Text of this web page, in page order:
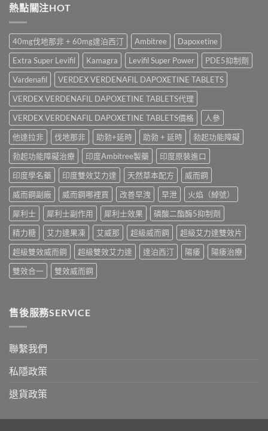
與
藥
購
買
比
較〉
中
2026
果、
價
錢、
副
作
用
全
面
比
較
與
香
港
購
買
指
南〉
Cenforce-
與
Kamagra
Jelly
全
面
比
較〉
中
香
港
裡
買？
犀
利
士
學
名
藥
購
買
渠
道、
價
錢
與
真
假
辨
指
南〉
中
熱點關注HOT
40mg伐地那非 + 60mg達泊西汀 Ambitree
Dapoxetine
Extra Super Levifil
Kamagra Levifil Super Power
PDE5抑制劑
Vardenafil
VERDEX VERDENAFIL DAPOXETINE TABLETS
VERDEX VERDENAFIL DAPOXETINE TABLETS代理
VERDEX VERDENAFIL DAPOXETINE TABLETS價格
人參
他達拉非
伐地那非 助勃+延時 助勃 + 延時
勃起功能障礙
勃起功能障礙治療
印度Ambitree製藥
印度原裝進口
印度學名藥
印度雙效艾力達 天然草本配方
威而鋼
威而鋼副廠
威而鋼哪裡買 改善早洩 早泄
火焰（綽號）
犀利士
犀利士副作用 犀利士效果
磷酸二酯酶5抑制劑
精力糖
艾力達果凍 艾威那 超級威而鋼
超級艾力達雙效片
超級雙效威而鋼
超級雙效艾力達 達泊西汀 陽痿
陽痿治療
雙效合一
雙效威而鋼
售後服務SERVICE
聯繫我們
私隱政策
退貨政策